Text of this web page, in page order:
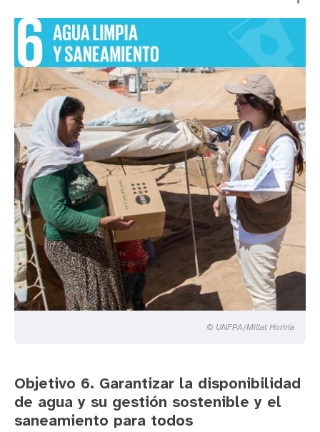
© UNFPA/Millat Horiria
Objetivo 6. Garantizar la disponibilidad
de agua y su gestión sostenible y el
saneamiento para todos